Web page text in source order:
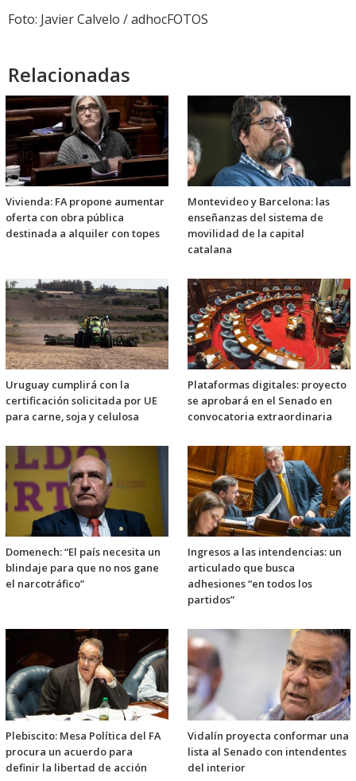
Foto: Javier Calvelo / adhocFOTOS
Relacionadas
Vivienda: FA propone aumentar
oferta con obra pública
destinada a alquiler con topes
Montevideo y Barcelona: las
enseñanzas del sistema de
movilidad de la capital
catalana
Uruguay cumplirá con la
certificación solicitada por UE
para carne, soja y celulosa
Plataformas digitales: proyecto
se aprobará en el Senado en
convocatoria extraordinaria
Domenech: “El país necesita un
blindaje para que no nos gane
el narcotráfico”
Ingresos a las intendencias: un
articulado que busca
adhesiones “en todos los
partidos”
Plebiscito: Mesa Política del FA
procura un acuerdo para
definir la libertad de acción
Vidalín proyecta conformar una
lista al Senado con intendentes
del interior